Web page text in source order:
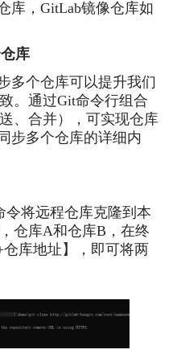
库，GitLab镜像仓库如
库
多个仓库可以提升我们
。 通过Git命令行组合
、合并），可实现仓库
步多个仓库的详细内
令将远程仓库克隆到本
仓库A和仓库B，在终
库地址】，即可将两